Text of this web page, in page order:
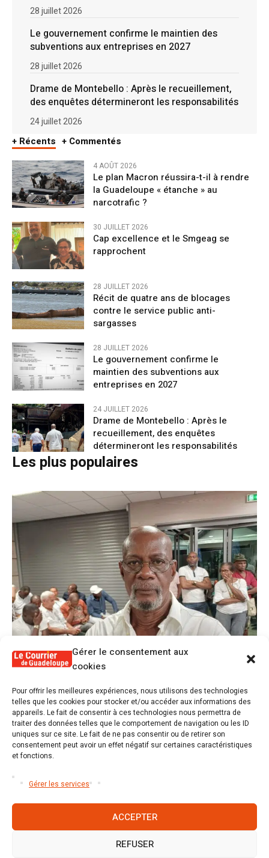
Gérer le consentement aux
cookies
Pour offrir les meilleures expériences, nous utilisons des technologies
telles que les cookies pour stocker et/ou accéder aux informations des
appareils. Le fait de consentir à ces technologies nous permettra de
traiter des données telles que le comportement de navigation ou les ID
uniques sur ce site. Le fait de ne pas consentir ou de retirer son
consentement peut avoir un effet négatif sur certaines caractéristiques
et fonctions.
Gérer les services
ACCEPTER
REFUSER
28 juillet 2026
Le gouvernement confirme le maintien des
subventions aux entreprises en 2027
28 juillet 2026
Drame de Montebello : Après le recueillement,
des enquêtes détermineront les responsabilités
24 juillet 2026
+ Récents + Commentés
4 AOÛT 2026
Le plan Macron réussira-t-il à rendre
la Guadeloupe « étanche » au
narcotrafic ?
30 JUILLET 2026
Cap excellence et le Smgeag se
rapprochent
28 JUILLET 2026
Récit de quatre ans de blocages
contre le service public anti-
sargasses
28 JUILLET 2026
Le gouvernement confirme le
maintien des subventions aux
entreprises en 2027
24 JUILLET 2026
Drame de Montebello : Après le
recueillement, des enquêtes
détermineront les responsabilités
Les plus populaires
1 Alex Lollia : « Cédric Cornet développait
une forme de populisme qui aurait pu se
transformer en macoutisme »
2